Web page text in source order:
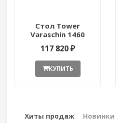
Стол Tower
Varaschin 1460
ant377052
117 820 ₽
КУПИТЬ
Хиты продаж Новинки